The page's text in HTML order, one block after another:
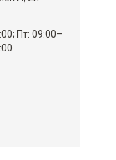
Пт: 09:00–